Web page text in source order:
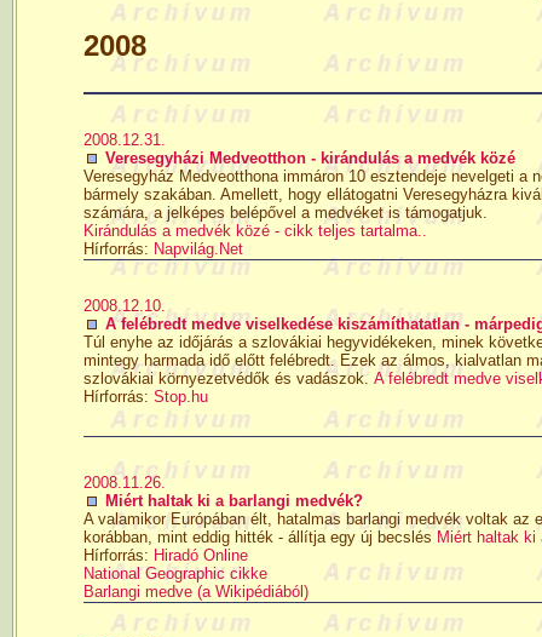
2008
2008.12.31.
Veresegyházi Medveotthon - kirándulás a medvék közé
Veresegyház Medveotthona immáron 10 esztendeje nevelgeti
bármely szakában. Amellett, hogy ellátogatni Veresegyházra
számára, a jelképes belépővel a medvéket is támogatjuk.
Kirándulás a medvék közé - cikk teljes tartalma..
Hírforrás: Napvilág.Net
2008.12.10.
A felébredt medve viselkedése kiszámíthatatlan -
Túl enyhe az időjárás a szlovákiai hegyvidékeken, minek
mintegy harmada idő előtt felébredt. Ezek az álmos, kialvatlan
szlovákiai környezetvédők és vadászok. A felébredt medve
Hírforrás: Stop.hu
2008.11.26.
Miért haltak ki a barlangi medvék?
A valamikor Európában élt, hatalmas barlangi medvék voltak
korábban, mint eddig hitték - állítja egy új becslés Miért haltak
Hírforrás: Hiradó Online
National Geographic cikke
Barlangi medve (a Wikipédiából)